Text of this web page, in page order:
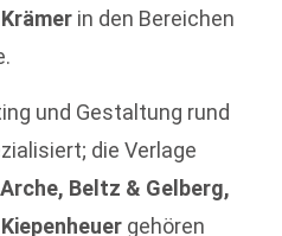
in den Bereichen
und Gestaltung rund
die Verlage
Beltz & Gelberg,
gehören